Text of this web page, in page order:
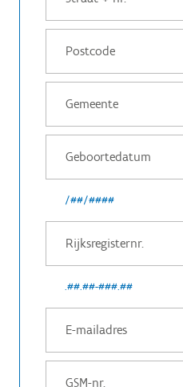
/##/####
.##.##-###.##